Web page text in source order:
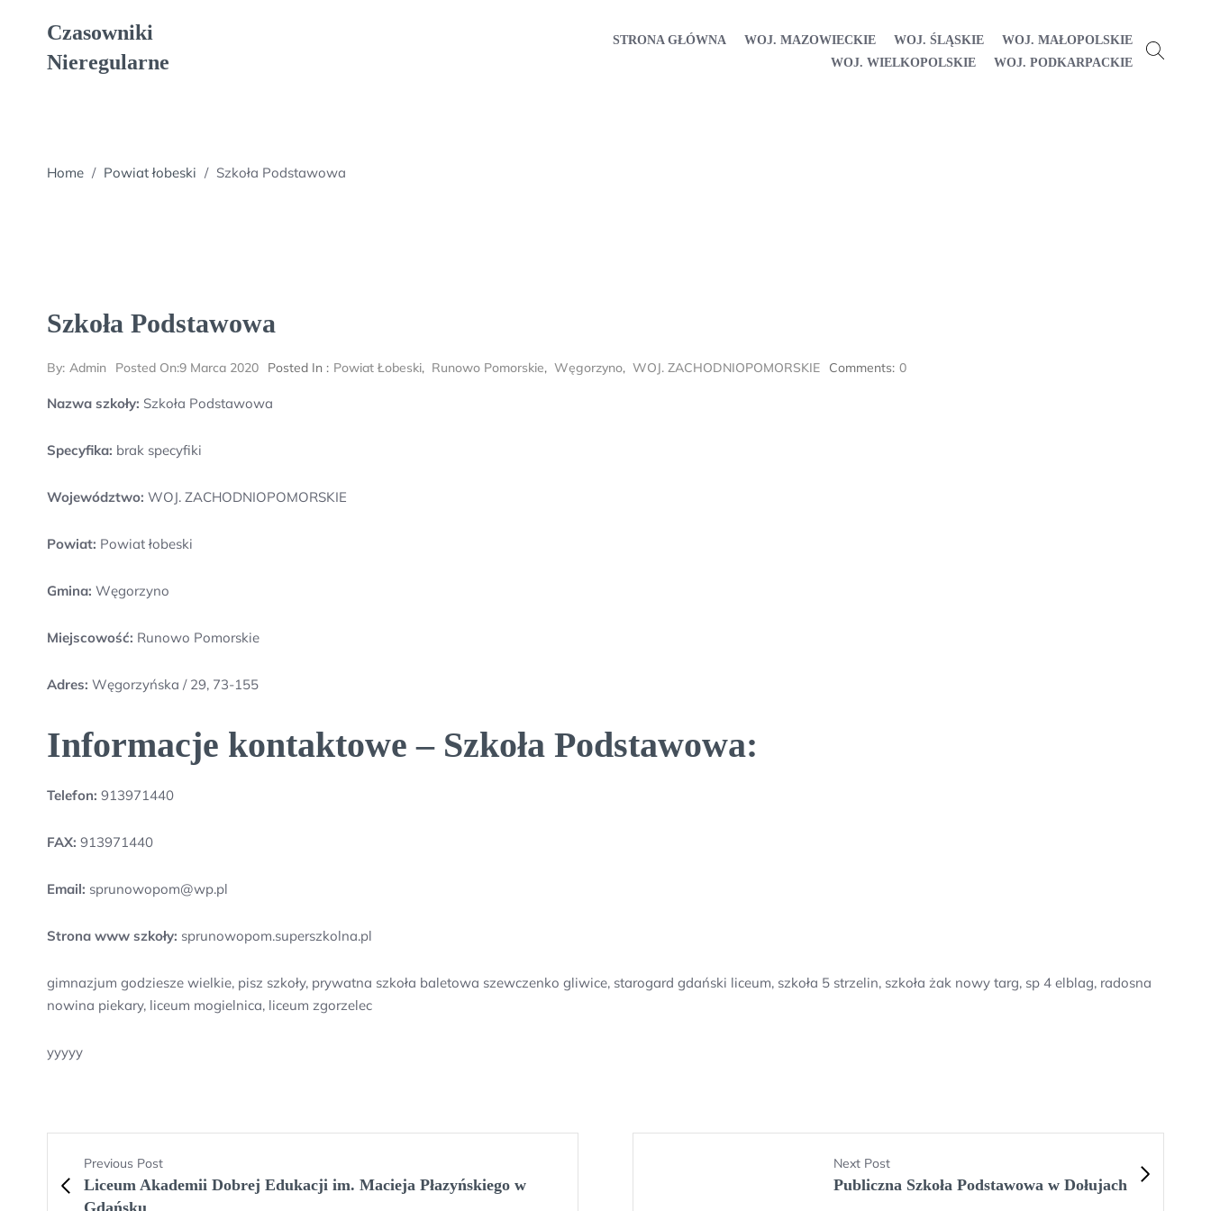
Czasowniki
Nieregularne
STRONA GŁÓWNA WOJ. MAZOWIECKIE WOJ. ŚLĄSKIE
WOJ. MAŁOPOLSKIE
WOJ. WIELKOPOLSKIE
WOJ. PODKARPACKIE
Home / Powiat łobeski / Szkoła Podstawowa
Szkoła Podstawowa
By: Admin Posted On:9 Marca 2020 Posted In : Powiat Łobeski, Runowo Pomorskie, Węgorzyno, WOJ. ZACHODNIOPOMORSKIE Comments: 0
Nazwa szkoły: Szkoła Podstawowa
Specyfika: brak specyfiki
Województwo: WOJ. ZACHODNIOPOMORSKIE
Powiat: Powiat łobeski
Gmina: Węgorzyno
Miejscowość: Runowo Pomorskie
Adres: Węgorzyńska / 29, 73-155
Informacje kontaktowe – Szkoła Podstawowa:
Telefon: 913971440
FAX: 913971440
Email: sprunowopom@wp.pl
Strona www szkoły: sprunowopom.superszkolna.pl
gimnazjum godziesze wielkie, pisz szkoły, prywatna szkoła baletowa szewczenko gliwice, starogard gdański liceum, szkoła 5 strzelin, szkoła żak nowy targ, sp 4 elblag, radosna
nowina piekary, liceum mogielnica, liceum zgorzelec
yyyyy
Previous Post
Liceum Akademii Dobrej Edukacji im. Macieja Płazyńskiego w
Gdańsku
Next Post
Publiczna Szkoła Podstawowa w Dołujach